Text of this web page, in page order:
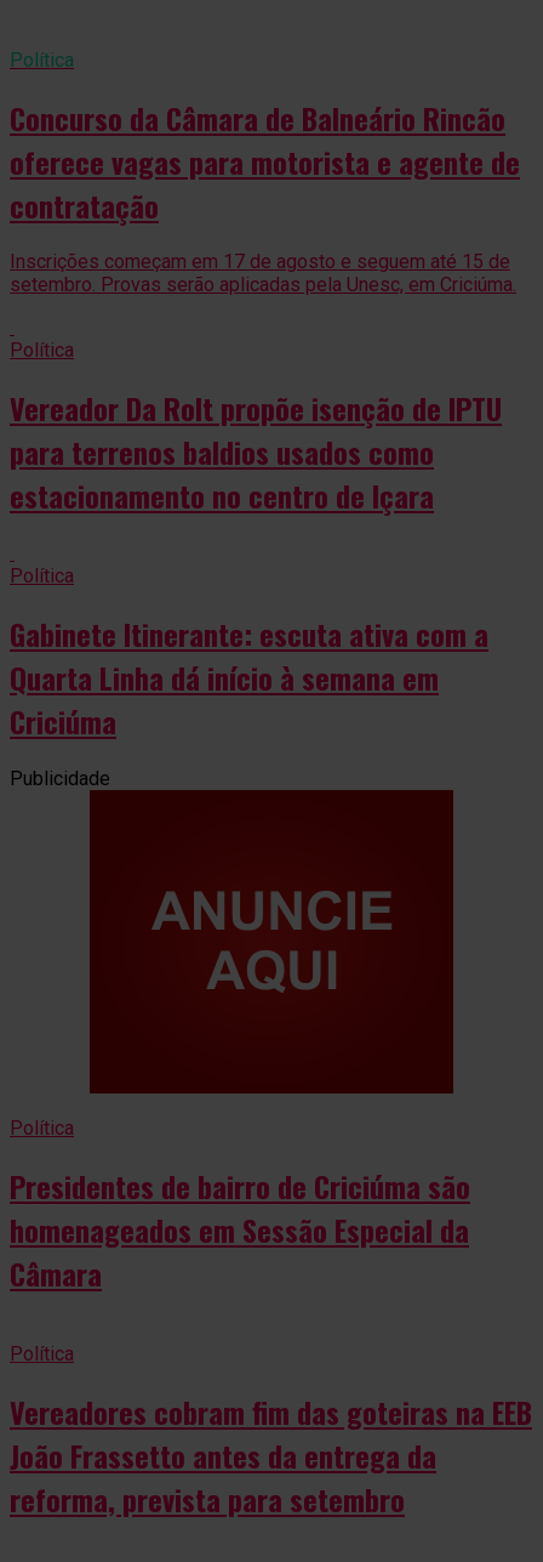
Política
Concurso da Câmara de Balneário Rincão
oferece vagas para motorista e agente de
contratação
Inscrições começam em 17 de agosto e seguem até 15 de
setembro. Provas serão aplicadas pela Unesc, em Criciúma.
Política
Vereador Da Rolt propõe isenção de IPTU
para terrenos baldios usados como
estacionamento no centro de Içara
Política
Gabinete Itinerante: escuta ativa com a
Quarta Linha dá início à semana em
Criciúma
Publicidade
Política
Presidentes de bairro de Criciúma são
homenageados em Sessão Especial da
Câmara
Política
Vereadores cobram fim das goteiras na EEB
João Frassetto antes da entrega da
reforma, prevista para setembro